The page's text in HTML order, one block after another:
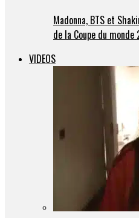
Madonna, BTS et
de la Coupe du monde
VIDEOS